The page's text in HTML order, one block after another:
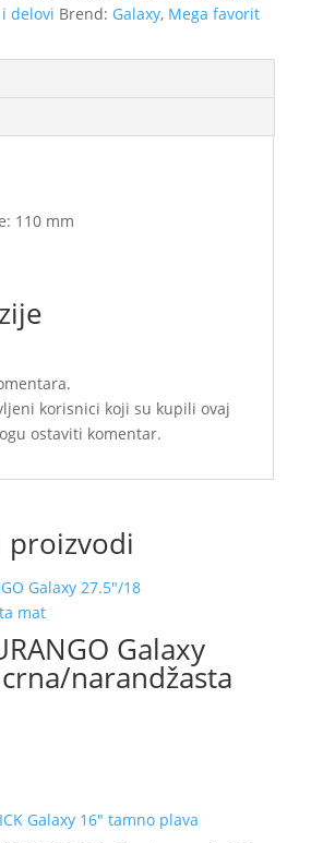
delovi Brend: Galaxy, Mega favorit
110 mm
korisnici koji su kupili ovaj
ostaviti komentar.
proizvodi
Galaxy
narandžasta